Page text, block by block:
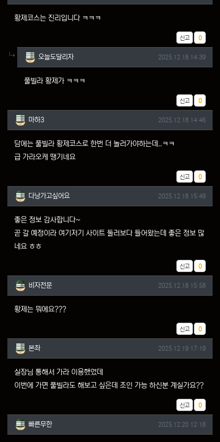
황제코스는 진리입니다 ㅋㅋㅋ
신고 추천
0
오늘도달리자님의
오늘도달리자 작성일
2025.12.18 14:39
풀빌라 황제가 ㅋㅋㅋ
신고 추천
0
마하3님의 댓글
마하3 작성일
2025.12.18 14:46
담에는 풀빌라 황제코스로 한번 더 놀러가야하는데..ㅋㅋ
급 가라오케 땡기네요
신고 추천
0
다낭가고싶어요님의 댓글
다낭가고싶어요 작성일
2025.12.18 15:49
좋은 정보 감사합니다~
곧 갈 예정이라 여기저기 사이트 둘러보다 들어왔는데 좋은 정보 많
네요 ㅎㅎ
신고 추천
0
비자전문님의 댓글
비자전문 작성일
2025.12.18 15:58
황제는 뭐에요???
신고 추천
0
본좌님의 댓글
본좌 작성일
2025.12.19 17:19
실장님 통해서 가라 이용했었데
이번에 가면 풀빌라도 해보고 싶은데 조인 가능 하신분 계실가요??
신고 추천
0
빠른무한님의 댓글
빠른무한 작성일
2025.12.20 12:18